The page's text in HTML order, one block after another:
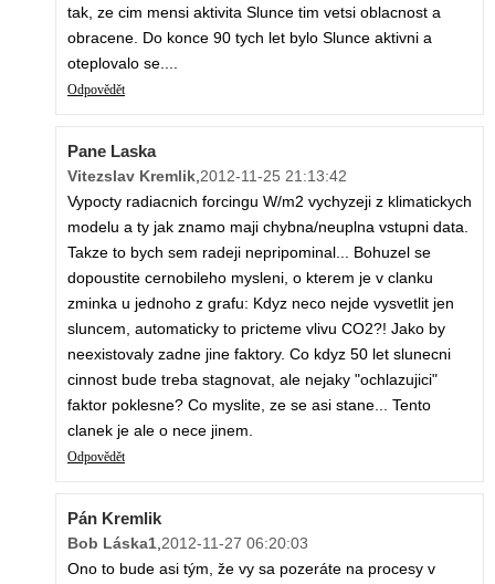
tak, ze cim mensi aktivita Slunce tim vetsi oblacnost a
obracene. Do konce 90 tych let bylo Slunce aktivni a
oteplovalo se....
Odpovědět
Pane Laska
Vitezslav Kremlik 2012-11-25 21:13:42
Vypocty radiacnich forcingu W/m2 vychyzeji z klimatickych
modelu a ty jak znamo maji chybna/neuplna vstupni data.
Takze to bych sem radeji nepripominal... Bohuzel se
dopoustite cernobileho mysleni, o kterem je v clanku
zminka u jednoho z grafu: Kdyz neco nejde vysvetlit jen
sluncem, automaticky to pricteme vlivu CO2?! Jako by
neexistovaly zadne jine faktory. Co kdyz 50 let slunecni
cinnost bude treba stagnovat, ale nejaky "ochlazujici"
faktor poklesne? Co myslite, ze se asi stane... Tento
clanek je ale o nece jinem.
Odpovědět
Pán Kremlik
Bob Láska1 2012-11-27 06:20:03
Ono to bude asi tým, že vy sa pozeráte na procesy v